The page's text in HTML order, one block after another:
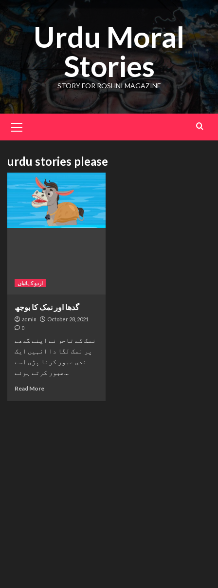
to
content
Urdu Moral
Stories
STORY FOR ROSHNI MAGAZINE
Menu
urdu stories please
اردو کہانیاں
گدھا اور نمک کا بوجھ
admin October 28, 2021
0
نمک کے تاجر نے اپنے گدھے
پر نمک لگا دا انہیں ایک
ندی عبور کرنا پڑی اسے
عبور کرتے ہوئے...
Read More